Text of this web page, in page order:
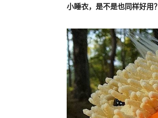
小睡衣，是不是也同样好用？